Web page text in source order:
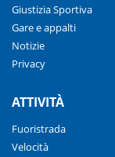
Giustizia Sportiva
Gare e appalti
Notizie
Privacy
ATTIVITÀ
Fuoristrada
Velocità